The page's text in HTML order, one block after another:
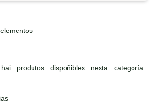
produtos dispoñibles nesta categoría